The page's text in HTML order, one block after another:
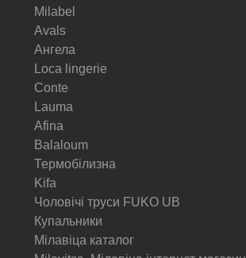
Milabel
Avals
Ангела
Loca lingerie
Conte
Lauma
Afina
Balaloum
Термобілизна
Kifa
Чоловічі труси FUKO UB
Купальники
Мілавіца каталог